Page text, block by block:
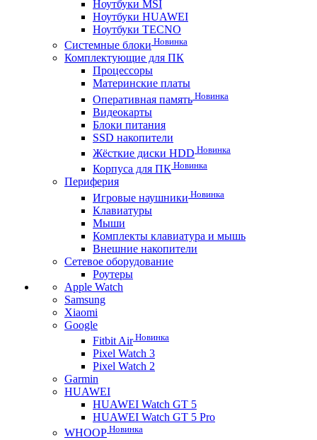
Ноутбуки MSI
Ноутбуки HUAWEI
Ноутбуки TECNO
Системные блоки Новинка
Комплектующие для ПК
Процессоры
Материнские платы
Оперативная память Новинка
Видеокарты
Блоки питания
SSD накопители
Жёсткие диски HDD Новинка
Корпуса для ПК Новинка
Периферия
Игровые наушники Новинка
Клавиатуры
Мыши
Комплекты клавиатура и мышь
Внешние накопители
Сетевое оборудование
Роутеры
Apple Watch
Samsung
Xiaomi
Google
Fitbit AirНовинка
Pixel Watch 3
Pixel Watch 2
Garmin
HUAWEI
HUAWEI Watch GT 5
HUAWEI Watch GT 5 Pro
WHOOP Новинка